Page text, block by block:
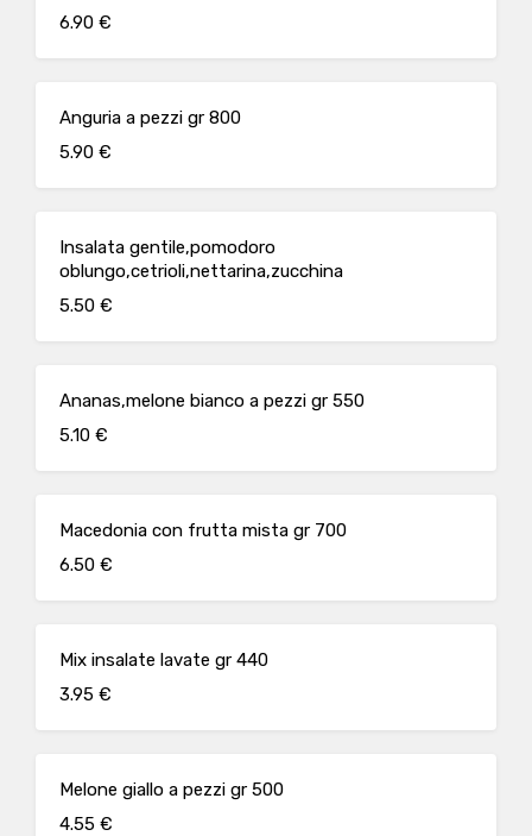
6.90 €
Anguria a pezzi gr 800
5.90 €
Insalata gentile,pomodoro
oblungo,cetrioli,nettarina,zucchina
5.50 €
Ananas,melone bianco a pezzi gr 550
5.10 €
Macedonia con frutta mista gr 700
6.50 €
Mix insalate lavate gr 440
3.95 €
Melone giallo a pezzi gr 500
4.55 €